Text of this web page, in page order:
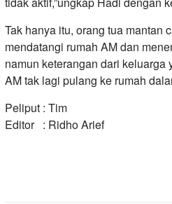
Tak hanya itu, orang tua mantan
mendatangi rumah AM dan
namun keterangan dari keluarga
AM tak lagi pulang ke rumah
Peliput : Tim
Editor : Ridho Arief